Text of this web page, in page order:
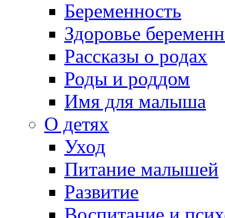
Беременность
Здоровье
Рассказы о родах
Роды и роддом
Имя для малыша
О детях
Уход
Питание малышей
Развитие